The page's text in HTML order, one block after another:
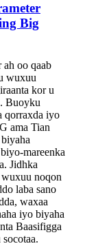
Big
ah oo qaab
wuxuu
kor u
Buoyku
qorraxda iyo
ama Tian
mareenka
Jidhka
noqon
laba sano
waxaa
iyo biyaha
Baasifigga